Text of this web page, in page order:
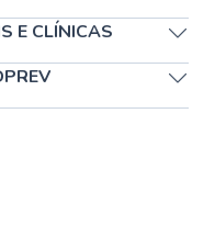
E CLÍNICAS